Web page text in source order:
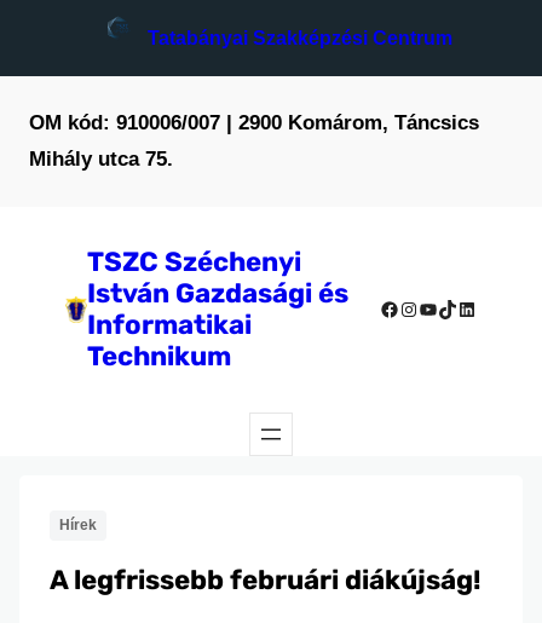
Tatabányai Szakképzési Centrum
OM kód: 910006/007 | 2900 Komárom, Táncsics
Mihály utca 75.
TSZC Széchenyi
István Gazdasági és
Informatikai
Technikum
Facebook
Instagram
YouTube
TikTok
LinkedIn
Hírek
A legfrissebb februári diákújság!